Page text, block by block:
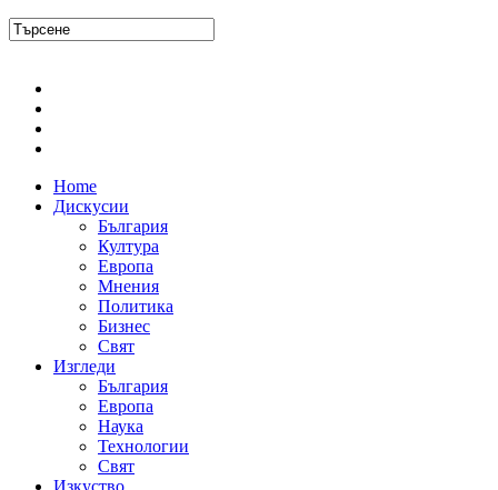
Home
Дискусии
България
Култура
Европа
Мнения
Политика
Бизнес
Свят
Изгледи
България
Европа
Наука
Технологии
Свят
Изкуство